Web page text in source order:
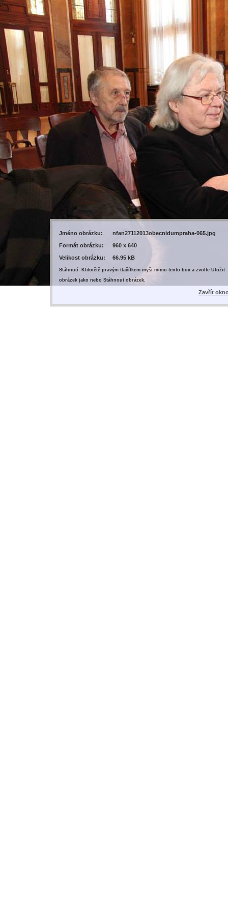
Jméno obrázku:
nfan27112013obecnidumpraha-065.jpg
Formát obrázku:
960 x 640
Velikost obrázku:
66.95 kB
Stáhnutí: Kliknětě pravým tlačítkem myši mimo tento box a zvolte Uložit
obrázek jako nebo Stáhnout obrázek.
Zavřít